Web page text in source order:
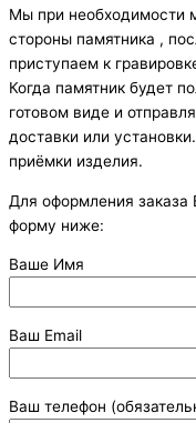
Мы при необходимости
стороны памятника ,
приступаем к
Когда памятник будет
готовом виде и
доставки или
приёмки изделия.
Для оформления заказа
форму ниже:
Ваше Имя
Ваш Email
Ваш телефон